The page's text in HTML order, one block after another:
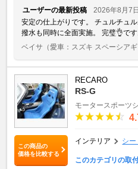
ユーザーの最新投稿
2026年8月7日
安定の仕上がりです。 チュルチュ
撥水も同時に全面実施。 完璧👌です
ベイサ （愛車：スズキ スペーシアギ
この商品の
価格を比較する
RECARO
RS-G
モータースポーツ
インテリア シー
このカテゴリの取